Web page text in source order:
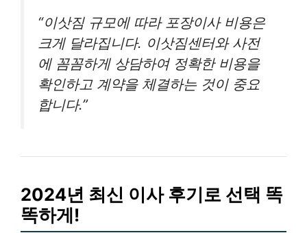
“이삿짐 규모에 따라 포장이사 비용은
크게 달라집니다. 이삿짐센터와 사전
에 꼼꼼하게 상담하여 정확한 비용을
확인하고 계약을 체결하는 것이 중요
합니다.”
2024년 최신 이사 후기로 선택 똑
똑하게!